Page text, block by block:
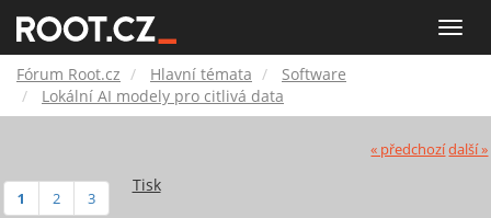
Toggle
Root.cz
Fórum Root.cz Hlavní témata
Software
Lokální AI modely pro citlivá data
« předchozídalší »
Tisk
1 2 3